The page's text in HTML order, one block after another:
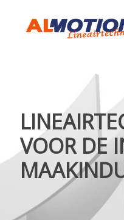
VOOR DE